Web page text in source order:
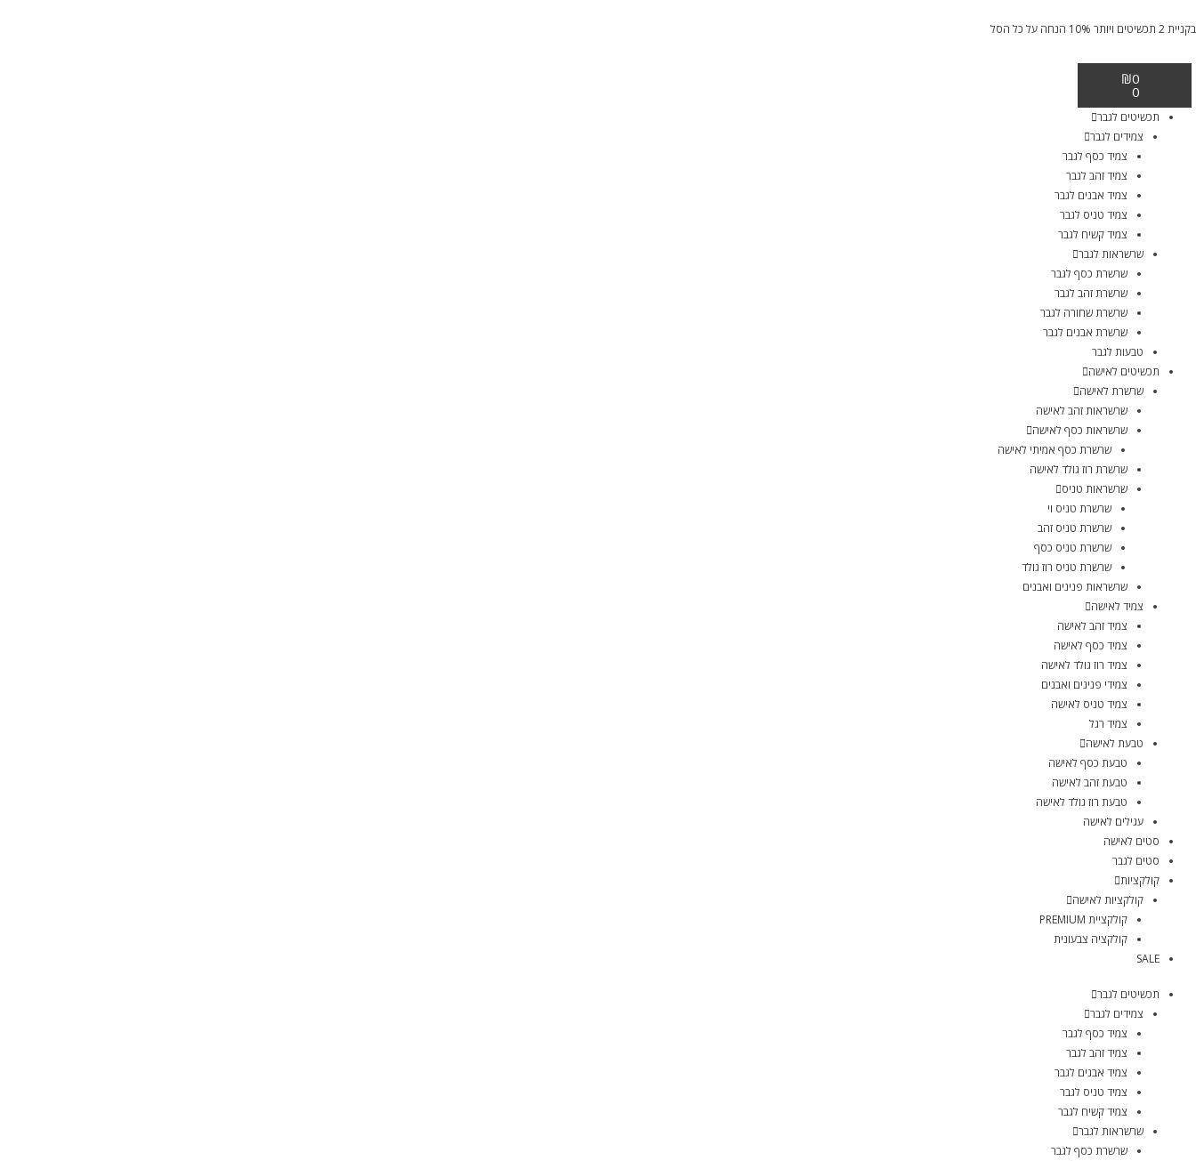
בקניית 2 תכשיטים ויותר 10% הנחה על כל הסל
₪0
0
תכשיטים לגבר
צמידים לגבר
צמיד כסף לגבר
צמיד זהב לגבר
צמיד אבנים לגבר
צמיד טניס לגבר
צמיד קשיח לגבר
שרשראות לגבר
שרשרת כסף לגבר
שרשרת זהב לגבר
שרשרת שחורה לגבר
שרשרת אבנים לגבר
טבעות לגבר
תכשיטים לאישה
שרשרת לאישה
שרשראות זהב לאישה
שרשראות כסף לאישה
שרשרת כסף אמיתי לאישה
שרשרת רוז גולד לאישה
שרשראות טניס
שרשרת טניס וי
שרשרת טניס זהב
שרשרת טניס כסף
שרשרת טניס רוז גולד
שרשראות פנינים ואבנים
צמיד לאישה
צמיד זהב לאישה
צמיד כסף לאישה
צמיד רוז גולד לאישה
צמידי פנינים ואבנים
צמיד טניס לאישה
צמיד רגל
טבעת לאישה
טבעת כסף לאישה
טבעת זהב לאישה
טבעת רוז גולד לאישה
עגילים לאישה
סטים לאישה
סטים לגבר
קולקציות
קולקציות לאישה
קולקציית PREMIUM
קולקציה צבעונית
SALE
תכשיטים לגבר
צמידים לגבר
צמיד כסף לגבר
צמיד זהב לגבר
צמיד אבנים לגבר
צמיד טניס לגבר
צמיד קשיח לגבר
שרשראות לגבר
שרשרת כסף לגבר